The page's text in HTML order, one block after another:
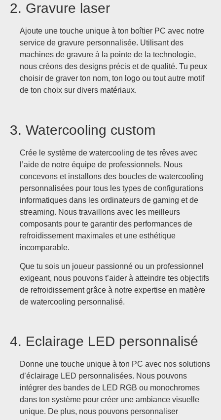
2. Gravure laser
Ajoute une touche unique à ton boîtier PC avec notre
service de gravure personnalisée. Utilisant des
machines de gravure à la pointe de la technologie,
nous créons des designs précis et de qualité. Tu peux
choisir de graver ton nom, ton logo ou tout autre motif
de ton choix sur divers matériaux.
3. Watercooling custom
Crée le système de watercooling de tes rêves avec
l’aide de notre équipe de professionnels. Nous
concevons et installons des boucles de watercooling
personnalisées pour tous les types de configurations
informatiques dans les ordinateurs de gaming et de
streaming. Nous travaillons avec les meilleurs
composants pour te garantir des performances de
refroidissement maximales et une esthétique
incomparable.
Que tu sois un joueur passionné ou un professionnel
exigeant, nous pouvons t’aider à atteindre tes objectifs
de refroidissement grâce à notre expertise en matière
de watercooling personnalisé.
4. Eclairage LED personnalisé
Donne une touche unique à ton PC avec nos solutions
d’éclairage LED personnalisées. Nous pouvons
intégrer des bandes de LED RGB ou monochromes
dans ton système pour créer une ambiance visuelle
unique. De plus, nous pouvons personnaliser